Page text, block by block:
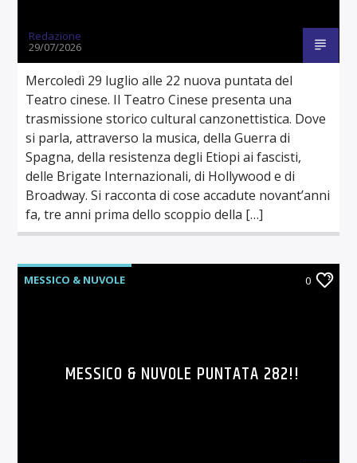
Redazione
29/07/2026
Mercoledì 29 luglio alle 22 nuova puntata del
Teatro cinese. Il Teatro Cinese presenta una
trasmissione storico cultural canzonettistica. Dove
si parla, attraverso la musica, della Guerra di
Spagna, della resistenza degli Etiopi ai fascisti,
delle Brigate Internazionali, di Hollywood e di
Broadway. Si racconta di cose accadute novant’anni
fa, tre anni prima dello scoppio della […]
MESSICO & NUVOLE 0
MESSICO & NUVOLE PUNTATA 282!!